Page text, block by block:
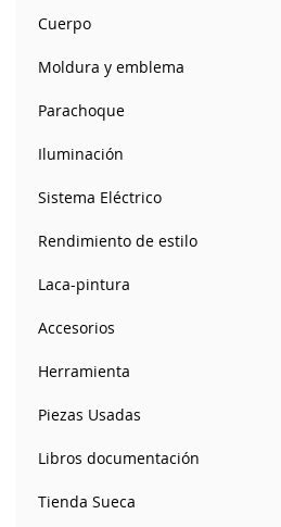
Cuerpo
Moldura y emblema
Parachoque
Iluminación
Sistema Eléctrico
Rendimiento de estilo
Laca-pintura
Accesorios
Herramienta
Piezas Usadas
Libros documentación
Tienda Sueca